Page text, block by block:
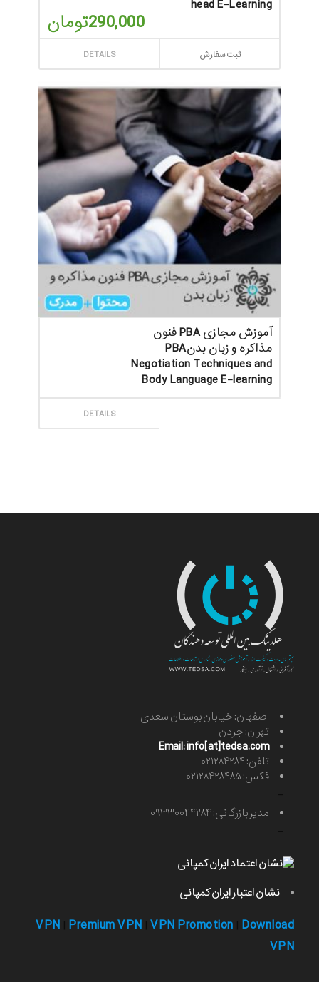
head E-Learning
290,000تومان
DETAILS ثبت سفارش
آموزش مجازی PBA فنون
مذاکره و زبان بدنPBA
Negotiation Techniques and
Body Language E-learning
DETAILS
اصفهان: خیابان بوستان سعدی
تهران: جردن
Email: info[at]tedsa.com
تلفن: ۰۲۱۲۸۴۲۸۴
فکس: ۰۲۱۲۸۴۲۸۴۸۵
مدیر بازرگانی: ۰۹۳۳۰۰۴۴۲۸۴
نشان اعتبار ایران کمپانی
VPN Premium VPN VPN Promotion Download
VPN